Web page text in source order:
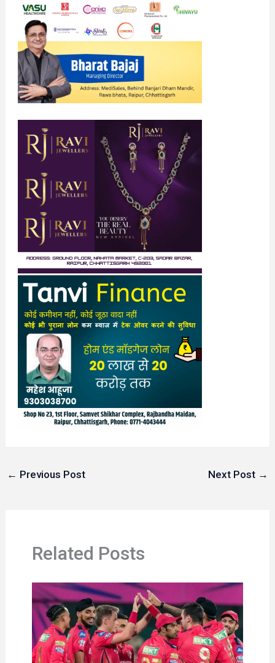
← Previous Post Next Post →
Related Posts